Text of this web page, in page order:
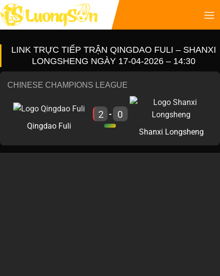
LINK TRỰC TIẾP TRẬN QINGDAO FULI – SHANXI
LONGSHENG NGÀY 17-04-2026 – 14:30
CHINESE CHAMPIONS LEAGUE
Qingdao Fuli
2 - 0
Shanxi Longsheng